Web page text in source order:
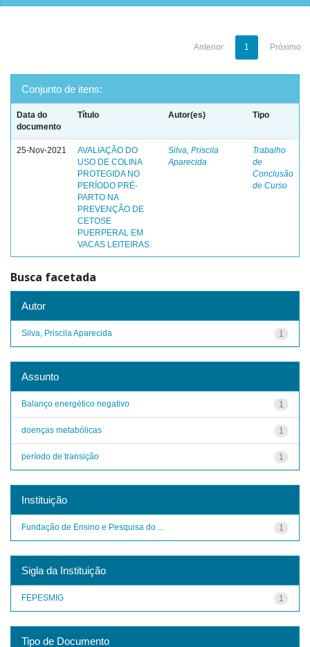
Anterior 1 Próximo
Conjunto de itens:
Data do
documento
Título Autor(es) Tipo
25-Nov-2021
AVALIAÇÃO DO
USO DE COLINA
PROTEGIDA NO
PERÍODO PRÉ-
PARTO NA
PREVENÇÃO DE
CETOSE
PUERPERAL EM
VACAS LEITEIRAS.
Silva, Priscila
Aparecida
Trabalho
de
Conclusão
de Curso
Busca facetada
Autor
1
Silva, Priscila Aparecida
Assunto
1
Balanço energético negativo
1
doenças metabólicas
1
período de transição
Instituição
1
Fundação de Ensino e Pesquisa do ...
Sigla da Instituição
1
FEPESMIG
Tipo de Documento